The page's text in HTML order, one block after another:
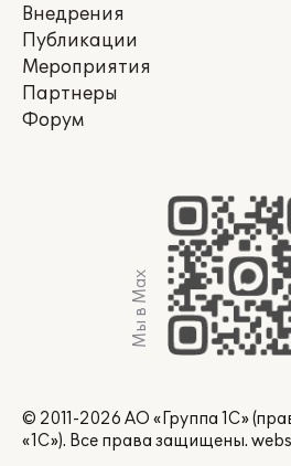
Внедрения
Публикации
Мероприятия
Партнеры
Форум
Мы в Max
© 2011-2026 АО «Группа 1С»
«1С»). Все права защищены.